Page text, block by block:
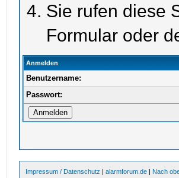
Sie rufen diese
Formular oder
Anmelden
Benutzername:
Passwort:
Impressum / Datenschutz |alarmforum.de | Nach